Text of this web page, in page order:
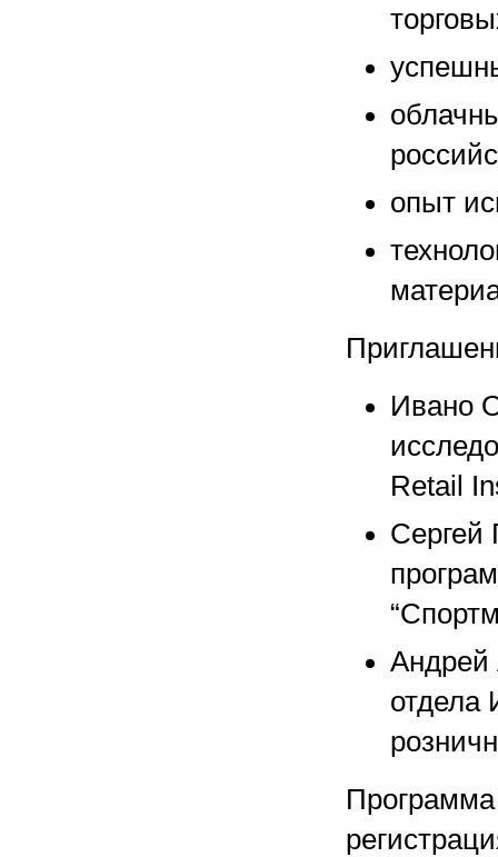
опыт
Ивано
Retail
Сергей
Андрей
отдела